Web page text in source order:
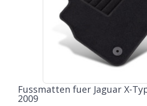
Fussmatten fuer Jaguar X-
2009